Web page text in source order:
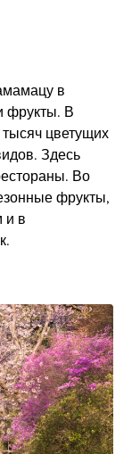
в
фрукты. В
цветущих
Здесь
Во
фрукты,
и в